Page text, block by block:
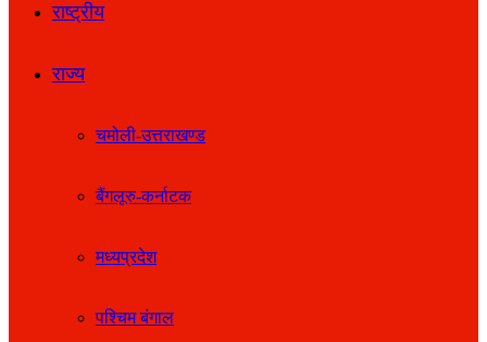
राष्ट्रीय
राज्य
चमोली-उत्तराखण्ड
बैंगलूरु-कर्नाटक
मध्यप्रदेश
पश्चिम बंगाल